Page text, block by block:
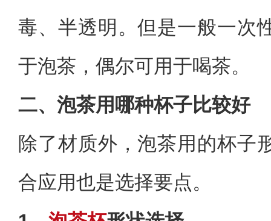
毒、半透明。但是一般一次
于泡茶，偶尔可用于喝茶。
二、泡茶用哪种杯子比较好
除了材质外，泡茶用的杯子
合应用也是选择要点。